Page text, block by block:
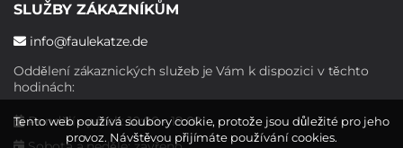
SLUŽBY ZÁKAZNÍKŮM
info@faulekatze.de
Oddělení zákaznických služeb je Vám k dispozici v těchto
hodinách:
Pondělí - pátek: 10:00 - 19:00
Tento web používá soubory cookie, protože jsou důležité pro jeho
provoz. Návštěvou přijímáte používání cookies.